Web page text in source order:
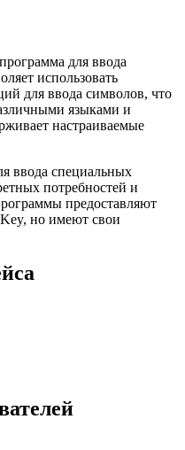
для ввода
использовать
для ввода символов, что
языками и
настраиваемые
ввода специальных
потребностей и
предоставляют
но имеют свои